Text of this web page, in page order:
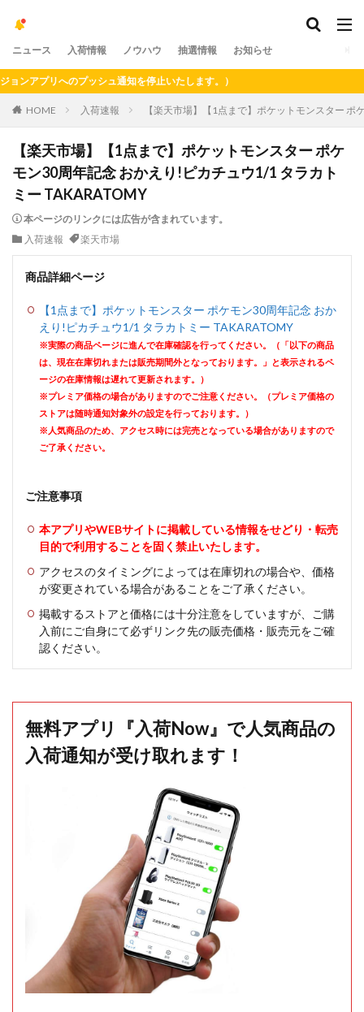
ニュース 入荷情報 ノウハウ 抽選情報 お知らせ
プリへのプッシュ通知を停止いたします。）
HOME 入荷速報 【楽天市場】【1点まで】ポケットモンスター
【楽天市場】【1点まで】ポケットモンスター ポケ
モン30周年記念 おかえり!ピカチュウ1/1 タラカト
ミー TAKARATOMY
本ページのリンクには広告が含まれています。
入荷速報
楽天市場
商品詳細ページ
【1点まで】ポケットモンスター ポケモン30周年記念 おか
えり!ピカチュウ1/1 タラカトミー TAKARATOMY
※実際の商品ページに進んで在庫確認を行ってください。（「以下の商品
は、現在在庫切れまたは販売期間外となっております。」と表示されるペ
ージの在庫情報は遅れて更新されます。）
※プレミア価格の場合がありますのでご注意ください。（プレミア価格の
ストアは随時通知対象外の設定を行っております。）
※人気商品のため、アクセス時には完売となっている場合がありますので
ご了承ください。
ご注意事項
本アプリやWEBサイトに掲載している情報をせどり・転売
目的で利用することを固く禁止いたします。
アクセスのタイミングによっては在庫切れの場合や、価格
が変更されている場合があることをご了承ください。
掲載するストアと価格には十分注意をしていますが、ご購
入前にご自身にて必ずリンク先の販売価格・販売元をご確
認ください。
無料アプリ『入荷Now』で人気商品の
入荷通知が受け取れます！